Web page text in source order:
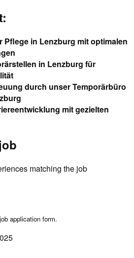
Pflege in Lenzburg mit optimalen
in Lenzburg für
durch unser Temporärbüro
mit gezielten
matching the job
application form.